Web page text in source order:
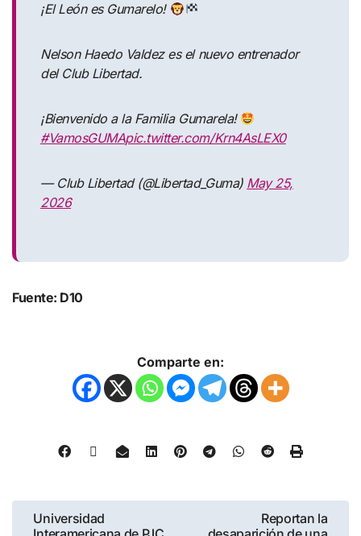
¡El León es Gumarelo!
Nelson Haedo Valdez es el nuevo entrenador
del Club Libertad.
¡Bienvenido a la Familia Gumarela!
#VamosGUMApic.twitter.com/Krn4AsLEX0
— Club Libertad (@Libertad_Guma) May 25,
2026
Fuente: D10
Comparte en:
Universidad
Reportan la